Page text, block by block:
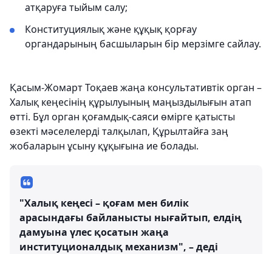
атқаруға тыйым салу;
Конституциялық және құқық қорғау
органдарының басшыларын бір мерзімге сайлау.
Қасым-Жомарт Тоқаев жаңа консультативтік орган –
Халық кеңесінің құрылуының маңыздылығын атап
өтті. Бұл орган қоғамдық-саяси өмірге қатысты
өзекті мәселелерді талқылап, Құрылтайға заң
жобаларын ұсыну құқығына ие болады.
"Халық кеңесі – қоғам мен билік
арасындағы байланысты нығайтып, елдің
дамуына үлес қосатын жаңа
институционалдық механизм", – деді